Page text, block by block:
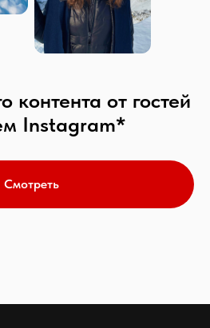
контента от гостей
Instagram*
Смотреть